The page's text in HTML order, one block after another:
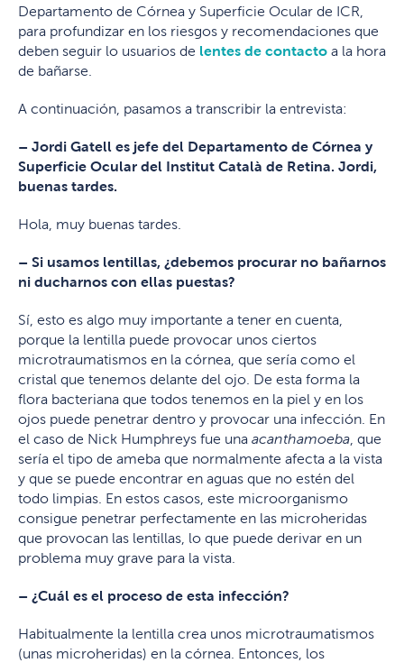
Departamento de Córnea y Superficie Ocular de ICR,
para profundizar en los riesgos y recomendaciones que
deben seguir lo usuarios de lentes de contacto a la hora
de bañarse.
A continuación, pasamos a transcribir la entrevista:
– Jordi Gatell es jefe del Departamento de Córnea y
Superficie Ocular del Institut Català de Retina. Jordi,
buenas tardes.
Hola, muy buenas tardes.
– Si usamos lentillas, ¿debemos procurar no bañarnos
ni ducharnos con ellas puestas?
Sí, esto es algo muy importante a tener en cuenta,
porque la lentilla puede provocar unos ciertos
microtraumatismos en la córnea, que sería como el
cristal que tenemos delante del ojo. De esta forma la
flora bacteriana que todos tenemos en la piel y en los
ojos puede penetrar dentro y provocar una infección. En
el caso de Nick Humphreys fue una acanthamoeba , que
sería el tipo de ameba que normalmente afecta a la vista
y que se puede encontrar en aguas que no estén del
todo limpias. En estos casos, este microorganismo
consigue penetrar perfectamente en las microheridas
que provocan las lentillas, lo que puede derivar en un
problema muy grave para la vista.
– ¿Cuál es el proceso de esta infección?
Habitualmente la lentilla crea unos microtraumatismos
(unas microheridas) en la córnea. Entonces, los